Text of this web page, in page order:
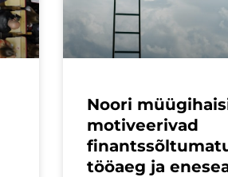
Noori
motiveerivad
tööaeg ja